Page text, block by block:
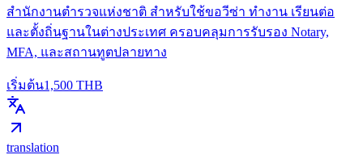
สำนักงานตำรวจแห่งชาติ สำหรับใช้ขอวีซ่า ทำงาน เรียนต่อ
และตั้งถิ่นฐานในต่างประเทศ ครอบคลุมการรับรอง Notary,
MFA, และสถานทูตปลายทาง
เริ่มต้น1,500 THB
translation